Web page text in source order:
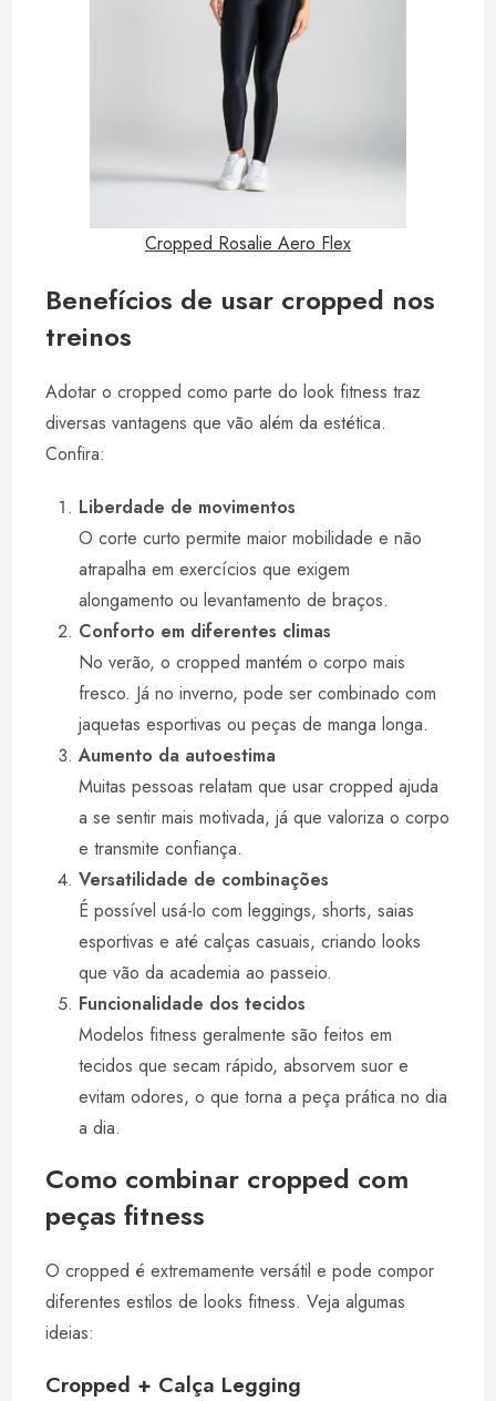
Cropped Rosalie Aero Flex
Benefícios de usar cropped nos
treinos
Adotar o cropped como parte do look fitness traz
diversas vantagens que vão além da estética.
Confira:
Liberdade de movimentos
O corte curto permite maior mobilidade e não
atrapalha em exercícios que exigem
alongamento ou levantamento de braços.
Conforto em diferentes climas
No verão, o cropped mantém o corpo mais
fresco. Já no inverno, pode ser combinado com
jaquetas esportivas ou peças de manga longa.
Aumento da autoestima
Muitas pessoas relatam que usar cropped ajuda
a se sentir mais motivada, já que valoriza o corpo
e transmite confiança.
Versatilidade de combinações
É possível usá-lo com leggings, shorts, saias
esportivas e até calças casuais, criando looks
que vão da academia ao passeio.
Funcionalidade dos tecidos
Modelos fitness geralmente são feitos em
tecidos que secam rápido, absorvem suor e
evitam odores, o que torna a peça prática no dia
a dia.
Como combinar cropped com
peças fitness
O cropped é extremamente versátil e pode compor
diferentes estilos de looks fitness. Veja algumas
ideias:
Cropped + Calça Legging